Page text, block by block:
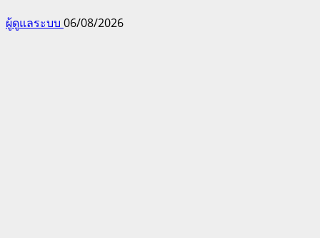
ผู้ดูแลระบบ 06/08/2026